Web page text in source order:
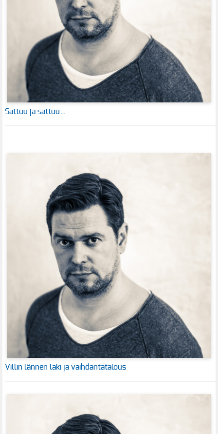
Sattuu ja sattuu…
Villin lännen laki ja vaihdantatalous